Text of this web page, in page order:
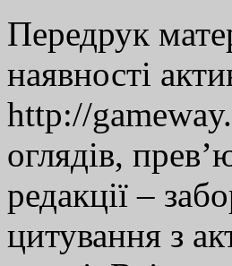
Передрук
наявності
http://
оглядів,
редакції –
цитування з